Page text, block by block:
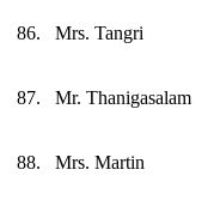
86. Mrs. Tangri
87. Mr. Thanigasalam
88. Mrs. Martin